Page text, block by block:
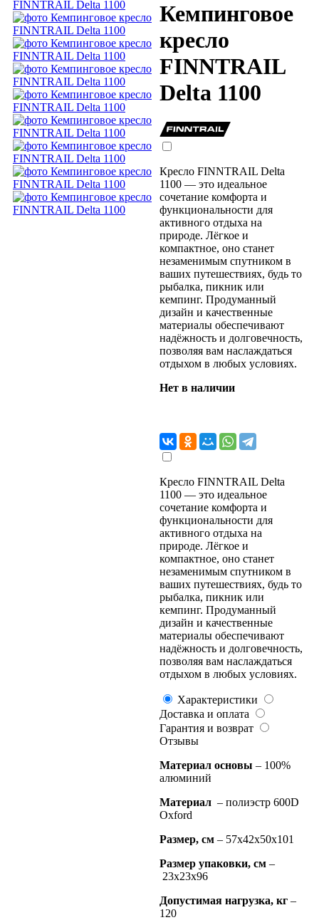
Кемпинговое
кресло
FINNTRAIL
Delta 1100
Кресло FINNTRAIL Delta
1100 — это идеальное
сочетание комфорта и
функциональности для
активного отдыха на
природе. Лёгкое и
компактное, оно станет
незаменимым спутником в
ваших путешествиях, будь то
рыбалка, пикник или
кемпинг. Продуманный
дизайн и качественные
материалы обеспечивают
надёжность и долговечность,
позволяя вам наслаждаться
отдыхом в любых условиях.
Нет в наличии
Кресло FINNTRAIL Delta
1100 — это идеальное
сочетание комфорта и
функциональности для
активного отдыха на
природе. Лёгкое и
компактное, оно станет
незаменимым спутником в
ваших путешествиях, будь то
рыбалка, пикник или
кемпинг. Продуманный
дизайн и качественные
материалы обеспечивают
надёжность и долговечность,
позволяя вам наслаждаться
отдыхом в любых условиях.
Характеристики
Доставка и оплата
Гарантия и возврат
Отзывы
Материал основы – 100%
алюминий
Материал – полиэстр 600D
Oxford
Размер, см – 57х42х50х101
Размер упаковки, см –
23х23х96
Допустимая нагрузка, кг –
120